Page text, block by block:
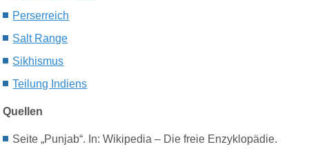
Perserreich
Salt Range
Sikhismus
Teilung Indiens
Quellen
Seite „Punjab“. In: Wikipedia – Die freie Enzyklopädie.